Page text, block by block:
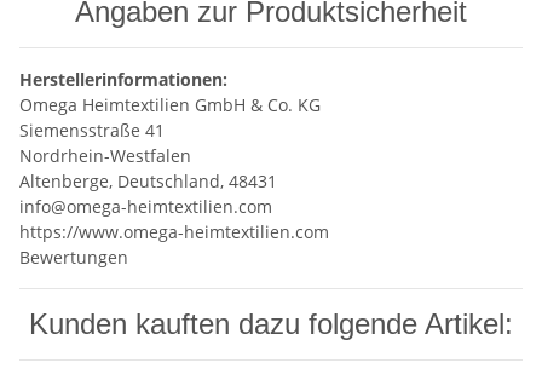
Angaben zur Produktsicherheit
Herstellerinformationen:
Omega Heimtextilien GmbH & Co. KG
Siemensstraße 41
Nordrhein-Westfalen
Altenberge, Deutschland, 48431
info@omega-heimtextilien.com
https://www.omega-heimtextilien.com
Bewertungen
Kunden kauften dazu folgende Artikel: